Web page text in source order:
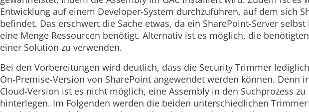
Entwicklung auf einem Developer-System durchzuführen, auf dem sich
befindet. Das erschwert die Sache etwas, da ein SharePoint-Server selbst
eine Menge Ressourcen benötigt. Alternativ ist es möglich, die
einer Solution zu verwenden.
Bei den Vorbereitungen wird deutlich, dass die Security Trimmer
On-Premise-Version von SharePoint angewendet werden können. Denn
Cloud-Version ist es nicht möglich, eine Assembly in den Suchprozess zu
hinterlegen. Im Folgenden werden die beiden unterschiedlichen Trimmer